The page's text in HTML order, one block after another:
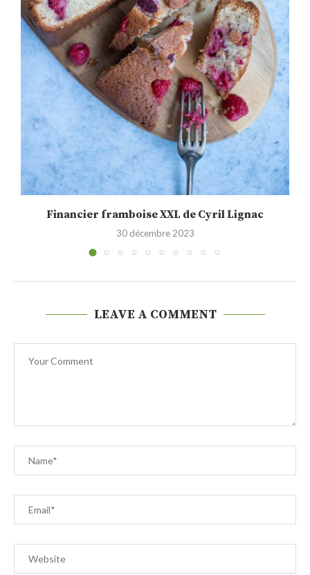
Financier framboise XXL de Cyril Lignac
30 décembre 2023
LEAVE A COMMENT